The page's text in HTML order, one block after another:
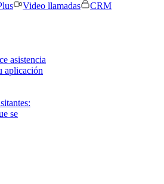
Video llamadas
CRM
asistencia
aplicación
se